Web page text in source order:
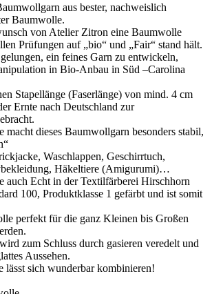
aus bester, nachweislich
Baumwolle.
von Atelier Zitron eine Baumwolle
Prüfungen auf „bio“ und „Fair“ stand hält.
ein feines Garn zu entwickeln,
in Bio-Anbau in Süd –Carolina
Stapellänge (Faserlänge) von mind. 4 cm
Ernte nach Deutschland zur
macht dieses Baumwollgarn besonders stabil,
Waschlappen, Geschirrtuch,
Häkeltiere (Amigurumi)…
auch Echt in der Textilfärberei Hirschhorn
100, Produktklasse 1 gefärbt und ist somit
perfekt für die ganz Kleinen bis Großen
zum Schluss durch gasieren veredelt und
Aussehen.
lässt sich wunderbar kombinieren!